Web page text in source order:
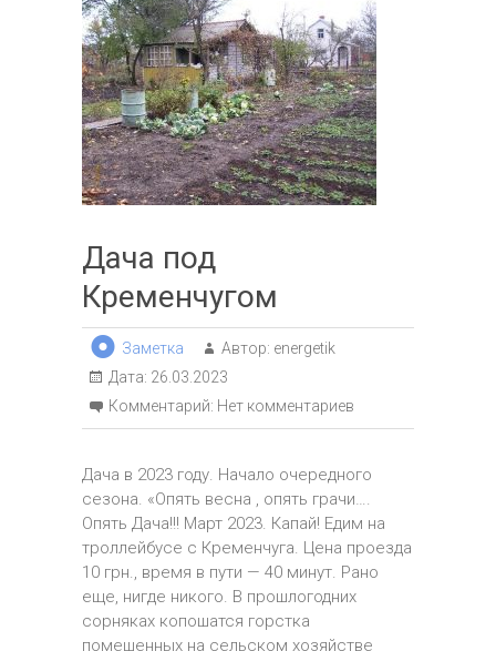
Дача под
Кременчугом
Заметка Автор: energetik
Дата: 26.03.2023
Комментарий: Нет комментариев
Дача в 2023 году. Начало очередного
сезона. «Опять весна , опять грачи….
Опять Дача!!! Март 2023. Капай! Едим на
троллейбусе с Кременчуга. Цена проезда
10 грн., время в пути — 40 минут. Рано
еще, нигде никого. В прошлогодних
сорняках копошатся горстка
помешенных на сельском хозяйстве